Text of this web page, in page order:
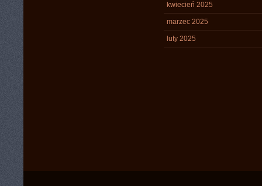
kwiecień 2025
marzec 2025
luty 2025